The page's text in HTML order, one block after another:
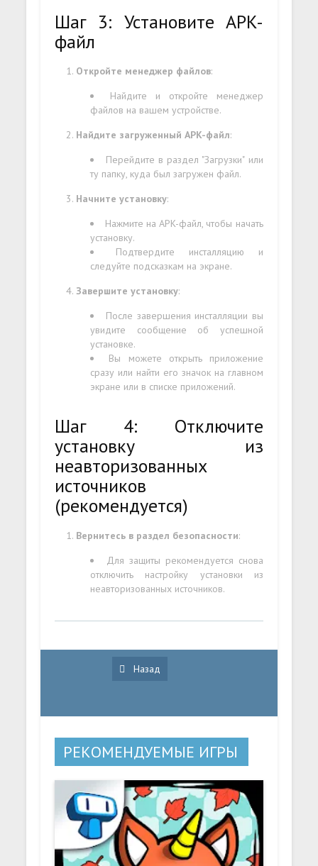
Шаг 3: Установите APK-
файл
Откройте менеджер файлов:
Найдите и откройте менеджер
файлов на вашем устройстве.
Найдите загруженный APK-файл:
Перейдите в раздел "Загрузки" или
ту папку, куда был загружен файл.
Начните установку:
Нажмите на APK-файл, чтобы начать
установку.
Подтвердите инсталляцию и
следуйте подсказкам на экране.
Завершите установку:
После завершения инсталляции вы
увидите сообщение об успешной
установке.
Вы можете открыть приложение
сразу или найти его значок на главном
экране или в списке приложений.
Шаг 4: Отключите
установку из
неавторизованных
источников
(рекомендуется)
Вернитесь в раздел безопасности:
Для защиты рекомендуется снова
отключить настройку установки из
неавторизованных источников.
Назад
РЕКОМЕНДУЕМЫЕ ИГРЫ